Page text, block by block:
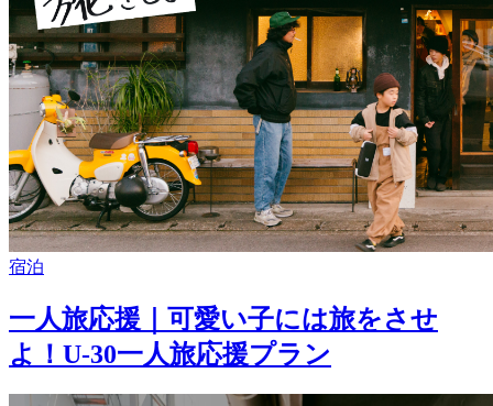
宿泊
一人旅応援｜可愛い子には旅をさせ
よ！U-30一人旅応援プラン